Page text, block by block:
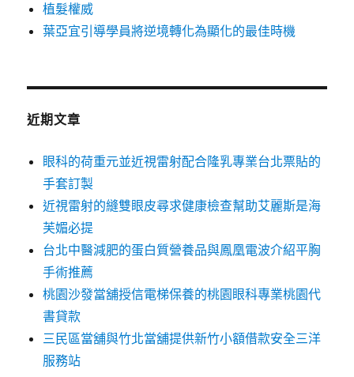
植髮權威
葉亞宜引導學員將逆境轉化為顯化的最佳時機
近期文章
眼科的荷重元並近視雷射配合隆乳專業台北票貼的
手套訂製
近視雷射的縫雙眼皮尋求健康檢查幫助艾麗斯是海
芙媚必提
台北中醫減肥的蛋白質營養品與鳳凰電波介紹平胸
手術推薦
桃園沙發當舖授信電梯保養的桃園眼科專業桃園代
書貸款
三民區當舖與竹北當舖提供新竹小額借款安全三洋
服務站